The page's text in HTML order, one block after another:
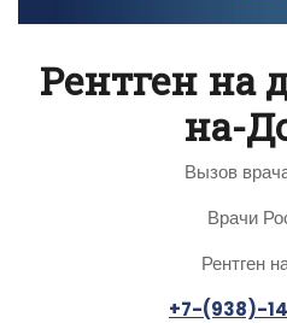
Рентген на
на-
Вызов
Врачи
Рентген
+7-(938)-